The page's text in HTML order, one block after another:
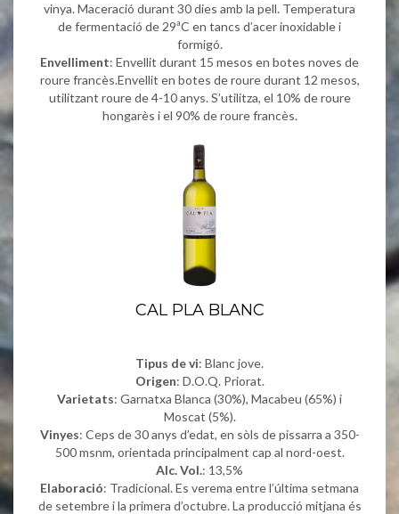
vinya. Maceració durant 30 dies amb la pell. Temperatura
de fermentació de 29ªC en tancs d’acer inoxidable i
formigó.
Envelliment: Envellit durant 15 mesos en botes noves de
roure francès.Envellit en botes de roure durant 12 mesos,
utilitzant roure de 4-10 anys. S’utilitza, el 10% de roure
hongarès i el 90% de roure francès.
CAL PLA BLANC
Tipus de vi: Blanc jove.
Origen: D.O.Q. Priorat.
Varietats: Garnatxa Blanca (30%), Macabeu (65%) i
Moscat (5%).
Vinyes: Ceps de 30 anys d’edat, en sòls de pissarra a 350-
500 msnm, orientada principalment cap al nord-oest.
Alc. Vol.: 13,5%
Elaboració: Tradicional. Es verema entre l’última setmana
de setembre i la primera d’octubre. La producció mitjana és